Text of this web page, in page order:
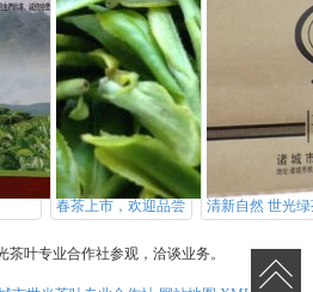
春茶上市，欢迎品尝 清新自然 世光
茶叶专业合作社参观，洽谈业务。